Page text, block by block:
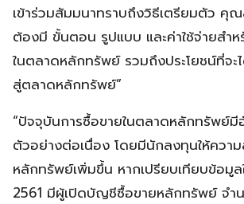
เข้าร่วมสัมมนาทราบถึงวิธีเตรียมตัว คุ
ต้องมี ขั้นตอน รูปแบบ และค่าใช้จ่ายสำห
ในตลาดหลักทรัพย์ รวมถึงประโยชน์ที่จะ
สู่ตลาดหลักทรัพย์”
“ปัจจุบันการซื้อขายในตลาดหลักทรัพย์มี
ตัวอย่างต่อเนื่อง โดยมีนักลงทุนให้ควา
หลักทรัพย์เพิ่มขึ้น หากเปรียบเทียบข้อมู
2561 มีผู้เปิดบัญชีซื้อขายหลักทรัพย์ จำ